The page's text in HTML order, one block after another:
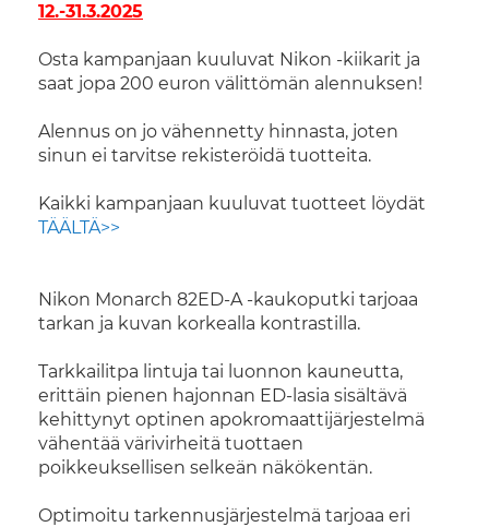
12.-31.3.2025
Osta kampanjaan kuuluvat Nikon -kiikarit ja
saat jopa 200 euron välittömän alennuksen!
Alennus on jo vähennetty hinnasta, joten
sinun ei tarvitse rekisteröidä tuotteita.
Kaikki kampanjaan kuuluvat tuotteet löydät
TÄÄLTÄ>>
Nikon Monarch 82ED-A -kaukoputki tarjoaa
tarkan ja kuvan korkealla kontrastilla.
Tarkkailitpa lintuja tai luonnon kauneutta,
erittäin pienen hajonnan ED-lasia sisältävä
kehittynyt optinen apokromaattijärjestelmä
vähentää värivirheitä tuottaen
poikkeuksellisen selkeän näkökentän.
Optimoitu tarkennusjärjestelmä tarjoaa eri